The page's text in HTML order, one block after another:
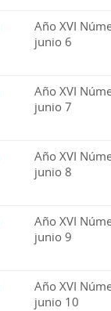
Año XVI
junio 6
Año XVI
junio 7
Año XVI
junio 8
Año XVI
junio 9
Año XVI
junio 10